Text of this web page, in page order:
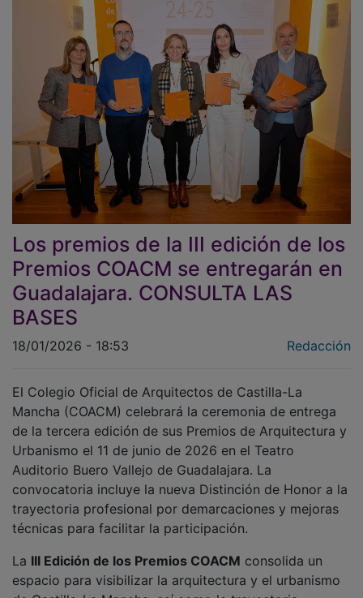
Los premios de la III edición de los
Premios COACM se entregarán en
Guadalajara. CONSULTA LAS
BASES
Mancha (COACM) celebrará la ceremonia de entrega
de la tercera edición de sus Premios de Arquitectura y
Urbanismo el 11 de junio de 2026 en el Teatro
Auditorio Buero Vallejo de Guadalajara. La
convocatoria incluye la nueva Distinción de Honor a la
trayectoria profesional por demarcaciones y mejoras
técnicas para facilitar la participación.
espacio para visibilizar la arquitectura y el urbanismo
de Castilla-La Mancha, así como la trayectoria